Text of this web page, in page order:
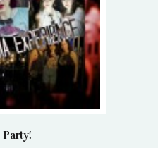
Party!